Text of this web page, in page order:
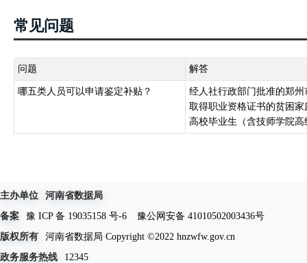
常见问题
问题 解答
哪五类人员可以申请鉴定补贴？
经人社行政部门批准的郑
取得职业资格证书的贫困
高校毕业生（含技师学院
主办单位
河南省数据局
备案
豫 ICP 备 19035158 号-6
豫公网安备 41010502003436号
版权所有
河南省数据局 Copyright ©2022 hnzwfw.gov.cn
政务服务热线
12345